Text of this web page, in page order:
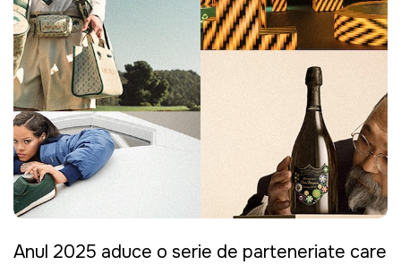
Anul 2025 aduce o serie de parteneriate care